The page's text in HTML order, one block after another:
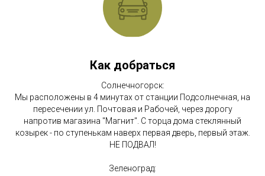
Как добраться
Солнечногорск:
Мы расположены в 4 минутах от станции Подсолнечная, на
пересечении ул. Почтовая и Рабочей, через дорогу
напротив магазина "Магнит". С торца дома стеклянный
козырек - по ступенькам наверх первая дверь, первый этаж.
НЕ ПОДВАЛ!
Зеленоград: